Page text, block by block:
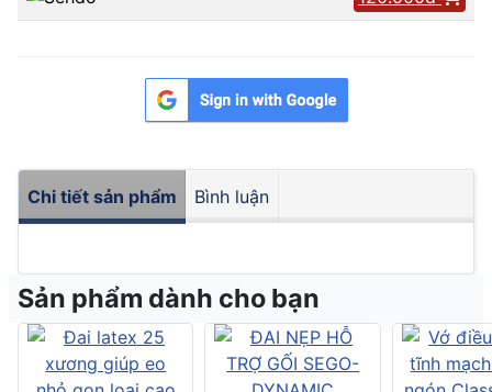
Chi tiết sản phẩm Bình luận
Sản phẩm dành cho bạn